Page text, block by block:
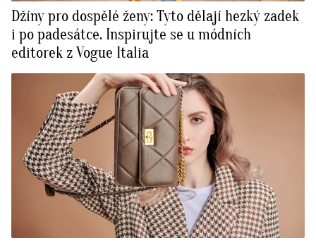
Džíny pro dospělé ženy: Tyto dělají hezký zadek
i po padesátce. Inspirujte se u módních
editorek z Vogue Italia